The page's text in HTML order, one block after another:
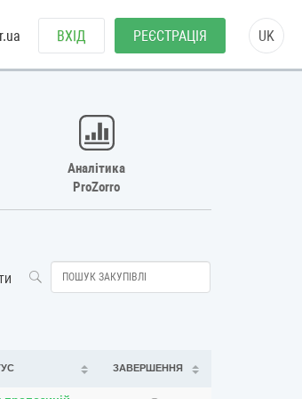
ВХІД РЕЄСТРАЦІЯ UK
Аналітика
ProZorro
ЗАВЕРШЕННЯ